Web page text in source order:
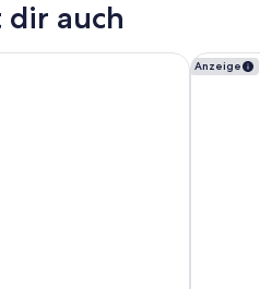
auch
Anzeige
Miyako